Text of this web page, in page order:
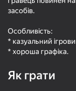
Ускользни от Лазера
засобів.
Особливість:
* казуальний
* хороша графіка.
Як грати